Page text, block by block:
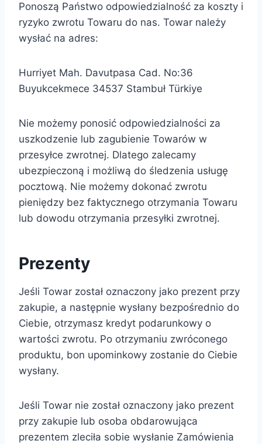
Ponoszą Państwo odpowiedzialność za koszty i
ryzyko zwrotu Towaru do nas. Towar należy
wysłać na adres:
Hurriyet Mah. Davutpasa Cad. No:36
Buyukcekmece 34537 Stambuł Türkiye
Nie możemy ponosić odpowiedzialności za
uszkodzenie lub zagubienie Towarów w
przesyłce zwrotnej. Dlatego zalecamy
ubezpieczoną i możliwą do śledzenia usługę
pocztową. Nie możemy dokonać zwrotu
pieniędzy bez faktycznego otrzymania Towaru
lub dowodu otrzymania przesyłki zwrotnej.
Prezenty
Jeśli Towar został oznaczony jako prezent przy
zakupie, a następnie wysłany bezpośrednio do
Ciebie, otrzymasz kredyt podarunkowy o
wartości zwrotu. Po otrzymaniu zwróconego
produktu, bon upominkowy zostanie do Ciebie
wysłany.
Jeśli Towar nie został oznaczony jako prezent
przy zakupie lub osoba obdarowująca
prezentem zleciła sobie wysłanie Zamówienia